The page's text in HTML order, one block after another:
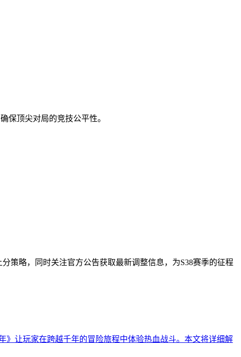
保顶尖对局的竞技公平性。
策略，同时关注官方公告获取最新调整信息，为S38赛季的征程
让玩家在跨越千年的冒险旅程中体验热血战斗。本文将详细解